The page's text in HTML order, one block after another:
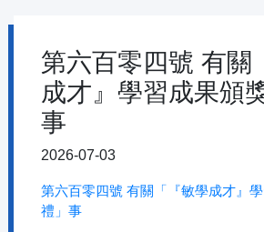
第六百零四號 有關
成才』學習成果頒
事
2026-07-03
第六百零四號 有關「『敏學成才』
禮」事